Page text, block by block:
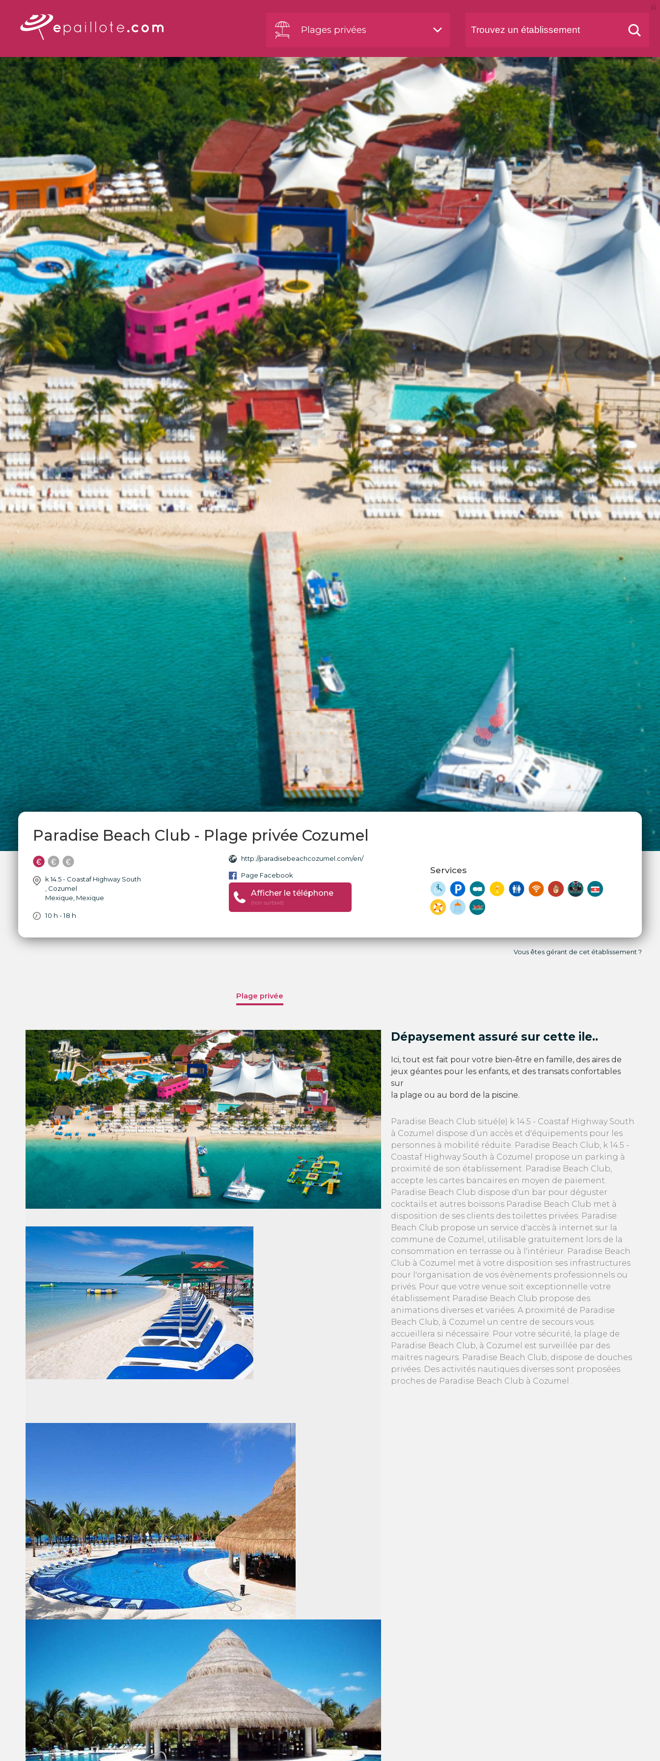
Plages privées
Paradise Beach Club - Plage privée Cozumel
k 14.5 - Coastaf Highway South
Cozumel
Mexique Mexique
10 h - 18 h
http://paradisebeachcozumel.com/en/
Page Facebook
Afficher le téléphone
(non surtaxé)
Services
Vous êtes gérant de cet établissement ?
Plage privée
Dépaysement assuré sur cette ile..
Ici, tout est fait pour votre bien-être en famille, des aires de
jeux géantes pour les enfants, et des transats confortables
sur
la plage ou au bord de la piscine.
Paradise Beach Club situé(e) k 14.5 - Coastaf Highway South
à Cozumel dispose d’un accès et d'équipements pour les
personnes à mobilité réduite. Paradise Beach Club, k 14.5 -
Coastaf Highway South à Cozumel propose un parking à
proximité de son établissement. Paradise Beach Club,
accepte les cartes bancaires en moyen de paiement.
Paradise Beach Club dispose d'un bar pour déguster
cocktails et autres boissons Paradise Beach Club met à
disposition de ses clients des toilettes privées. Paradise
Beach Club propose un service d'accès à internet sur la
commune de Cozumel, utilisable gratuitement lors de la
consommation en terrasse ou à l'intérieur. Paradise Beach
Club à Cozumel met à votre disposition ses infrastructures
pour l'organisation de vos évènements professionnels ou
privés. Pour que votre venue soit exceptionnelle votre
établissement Paradise Beach Club propose des
animations diverses et variées. A proximité de Paradise
Beach Club, à Cozumel un centre de secours vous
accueillera si nécessaire. Pour votre sécurité, la plage de
Paradise Beach Club, à Cozumel est surveillée par des
maitres nageurs. Paradise Beach Club, dispose de douches
privées. Des activités nautiques diverses sont proposées
proches de Paradise Beach Club à Cozumel .